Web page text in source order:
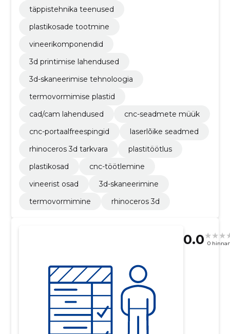
täppistehnika teenused
plastikosade tootmine
vineerikomponendid
3d printimise lahendused
3d-skaneerimise tehnoloogia
termovormimise plastid
cad/cam lahendused
cnc-seadmete müük
cnc-portaalfreespingid
laserlõike seadmed
rhinoceros 3d tarkvara
plastitöötlus
plastikosad
cnc-töötlemine
vineerist osad
3d-skaneerimine
termovormimine
rhinoceros 3d
0.0 0